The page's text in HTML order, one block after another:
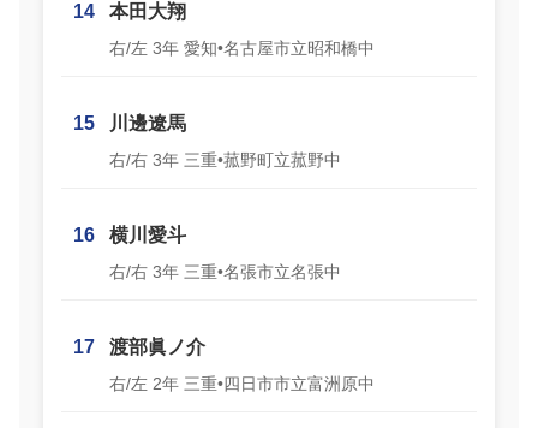
14 本田大翔
右/左 3年 愛知•名古屋市立昭和橋中
15 川邊遼馬
右/右 3年 三重•菰野町立菰野中
16 横川愛斗
右/右 3年 三重•名張市立名張中
17 渡部眞ノ介
右/左 2年 三重•四日市市立富洲原中